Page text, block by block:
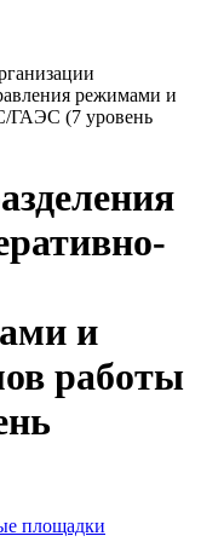
режимами и
ГАЭС (7 уровень
и
работы
площадки